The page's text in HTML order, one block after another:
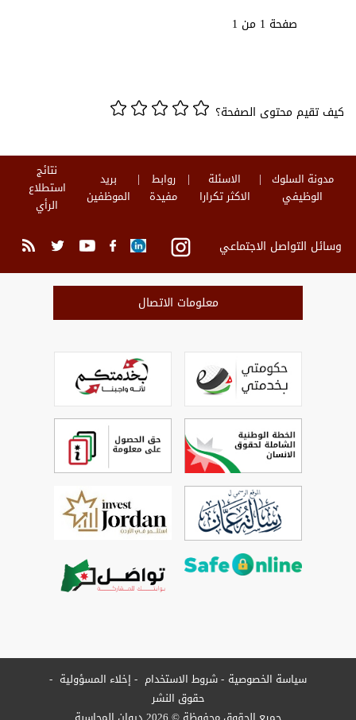
صفحة 1 من 1
كيف تقيم محتوى الصفحة؟
مدونة السلوك
الوظيفي
الاسئلة
الاكثر تكرارا
روابط
مفيدة
بريد
الموظفين
نتائج
استطلاع
الرأي
وسائل التواصل الاجتماعي
معلومات الاتصال
سياسة الخصوصية شروط الاستخدام
إخلاء المسؤولية
حقوق النشر